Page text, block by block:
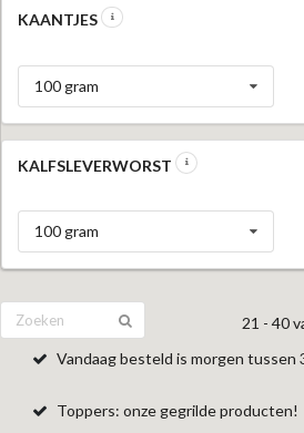
KAANTJES
100 gram
KALFSLEVERWORST
100 gram
21 - 40
Vandaag besteld is morgen tussen
Toppers: onze gegrilde producten!